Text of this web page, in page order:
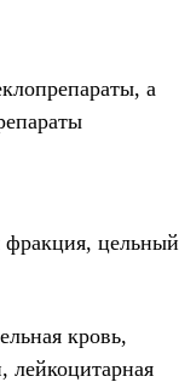
а
фракция, цельный
кровь,
лейкоцитарная